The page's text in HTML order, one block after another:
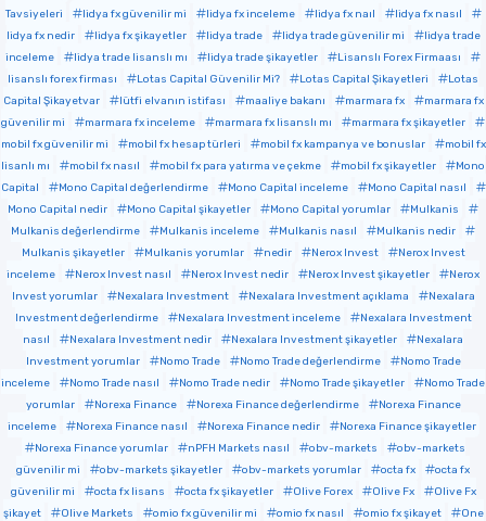
Tavsiyeleri
lidya fx güvenilir mi lidya fx inceleme lidya fx naıl
lidya fx nasıl
lidya fx nedir
lidya fx şikayetler lidya trade lidya trade güvenilir mi
lidya trade
inceleme
lidya trade lisanslı mı lidya trade şikayetler
Lisanslı Forex Firmaası
lisanslı forex firması
Lotas Capital Güvenilir Mi? Lotas Capital Şikayetleri
Lotas
Capital Şikayetvar
lütfi elvanın istifası maaliye bakanı marmara fx
marmara fx
güvenilir mi
marmara fx inceleme marmara fx lisanslı mı
marmara fx şikayetler
mobil fx güvenilir mi
mobil fx hesap türleri mobil fx kampanya ve bonuslar
mobil fx
lisanlı mı
mobil fx nasıl mobil fx para yatırma ve çekme mobil fx şikayetler
Mono
Capital
Mono Capital değerlendirme Mono Capital inceleme
Mono Capital nasıl
Mono Capital nedir
Mono Capital şikayetler Mono Capital yorumlar
Mulkanis
Mulkanis değerlendirme
Mulkanis inceleme Mulkanis nasıl
Mulkanis nedir
Mulkanis şikayetler
Mulkanis yorumlar nedir Nerox Invest
Nerox Invest
inceleme
Nerox Invest nasıl Nerox Invest nedir Nerox Invest şikayetler
Nerox
Invest yorumlar
Nexalara Investment Nexalara Investment açıklama
Nexalara
Investment değerlendirme
Nexalara Investment inceleme
Nexalara Investment
nasıl
Nexalara Investment nedir Nexalara Investment şikayetler
Nexalara
Investment yorumlar
Nomo Trade Nomo Trade değerlendirme
Nomo Trade
inceleme
Nomo Trade nasıl Nomo Trade nedir Nomo Trade şikayetler
Nomo Trade
yorumlar
Norexa Finance Norexa Finance değerlendirme
Norexa Finance
inceleme
Norexa Finance nasıl Norexa Finance nedir
Norexa Finance şikayetler
Norexa Finance yorumlar
nPFH Markets nasıl obv-markets
obv-markets
güvenilir mi
obv-markets şikayetler obv-markets yorumlar octa fx
octa fx
güvenilir mi
octa fx lisans octa fx şikayetler Olive Forex Olive Fx
Olive Fx
şikayet
Olive Markets omio fx güvenilir mi omio fx nasıl omio fx şikayet
One